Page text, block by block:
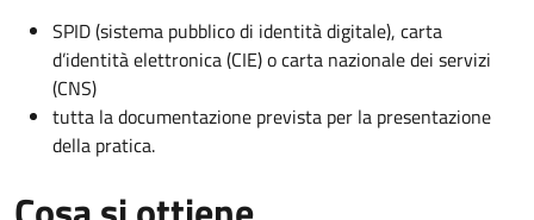
SPID (sistema pubblico di identità digitale), carta
d’identità elettronica (CIE) o carta nazionale dei servizi
(CNS)
tutta la documentazione prevista per la presentazione
della pratica.